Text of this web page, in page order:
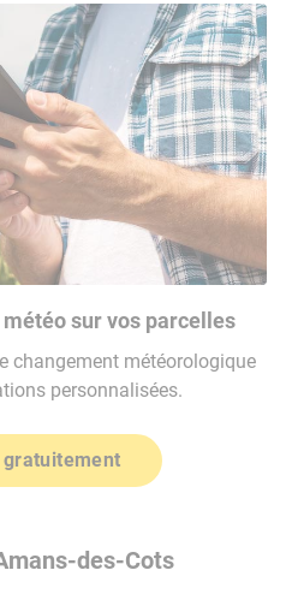
sur vos parcelles
changement météorologique
personnalisées.
des-Cots